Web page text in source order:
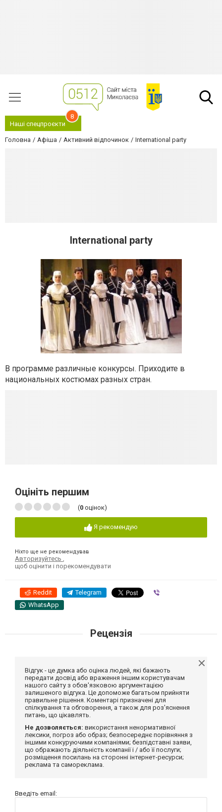
Наші спецпроєкти
8
Головна Афіша Активний відпочинок International party
International party
В программе различные конкурсы. Приходите в
национальных костюмах разных стран.
Оцініть першим
(0 оцінок)
Я рекомендую
Ніхто ще не рекомендував
Авторизуйтесь
щоб оцінити і порекомендувати
Reddit Telegram
WhatsApp
Рецензія
Відгук - це думка або оцінка людей, які бажають
передати досвід або враження іншим користувачам
нашого сайту з обов'язковою аргументацією
залишеного відгука. Це допоможе багатьом прийняти
правильне рішення. Коментарі призначені для
спілкування та обговорення, а також для роз'яснення
питань, що цікавлять.
Не дозволяється: використання ненормативної
лексики, погроз або образ; безпосереднє порівняння з
іншими конкуруючими компаніями; безпідставні заяви,
що ображають діяльність компанії і / або її послуги;
розміщення посилань на сторонні інтернет-ресурси;
реклама та самореклама.
Введіть email: